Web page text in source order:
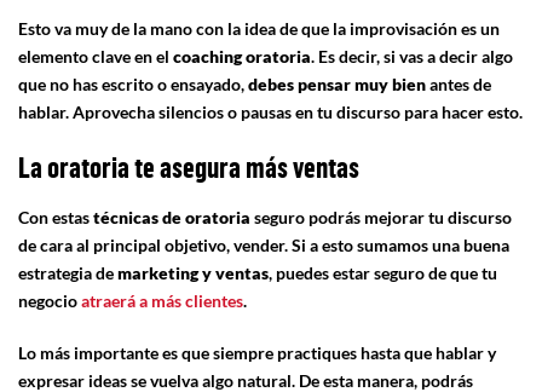
Esto va muy de la mano con la idea de que la improvisación es un
elemento clave en el coaching oratoria. Es decir, si vas a decir algo
que no has escrito o ensayado,debes pensar muy bienantes de
hablar. Aprovecha silencios o pausas en tu discurso para hacer esto.
La oratoria te asegura más ventas
Con estastécnicas deoratoria seguro podrás mejorar tu discurso
de cara al principal objetivo, vender. Si a esto sumamos una buena
estrategia demarketing y ventas, puedes estar seguro de que tu
negocioatraerá a más clientes.
Lo más importante es que siempre practiques hasta que hablar y
expresar ideas se vuelva algo natural. De esta manera, podrás